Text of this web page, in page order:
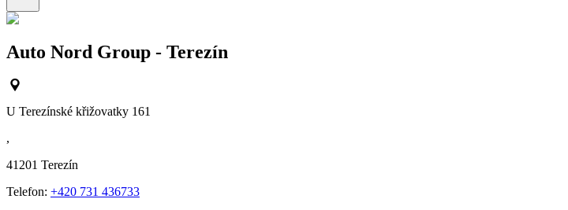
Auto Nord Group - Terezín
U Terezínské křižovatky 161
,
41201 Terezín
Telefon: +420 731 436733